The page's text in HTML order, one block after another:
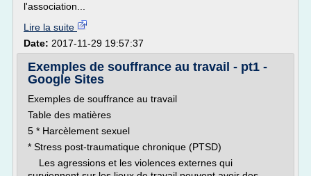
l'association...
Lire la suite
Date: 2017-11-29 19:57:37
Exemples de souffrance au travail - pt1 -
Google Sites
Exemples de souffrance au travail
Table des matières
5 * Harcèlement sexuel
* Stress post-traumatique chronique (PTSD)
Les agressions et les violences externes qui